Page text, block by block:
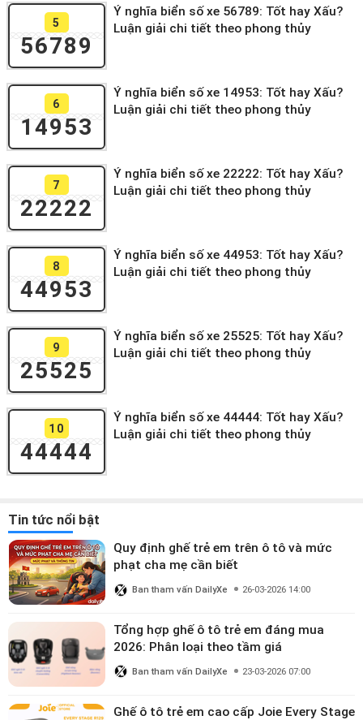
5
56789
Ý nghĩa biển số xe 56789: Tốt hay Xấu?
Luận giải chi tiết theo phong thủy
6
14953
Ý nghĩa biển số xe 14953: Tốt hay Xấu?
Luận giải chi tiết theo phong thủy
7
22222
Ý nghĩa biển số xe 22222: Tốt hay Xấu?
Luận giải chi tiết theo phong thủy
8
44953
Ý nghĩa biển số xe 44953: Tốt hay Xấu?
Luận giải chi tiết theo phong thủy
9
25525
Ý nghĩa biển số xe 25525: Tốt hay Xấu?
Luận giải chi tiết theo phong thủy
10
44444
Ý nghĩa biển số xe 44444: Tốt hay Xấu?
Luận giải chi tiết theo phong thủy
Tin tức nổi bật
Quy định ghế trẻ em trên ô tô và mức
phạt cha mẹ cần biết
Ban tham vấn DailyXe 26-03-2026 14:00
Tổng hợp ghế ô tô trẻ em đáng mua
2026: Phân loại theo tầm giá
Ban tham vấn DailyXe 23-03-2026 07:00
Ghế ô tô trẻ em cao cấp Joie Every Stage